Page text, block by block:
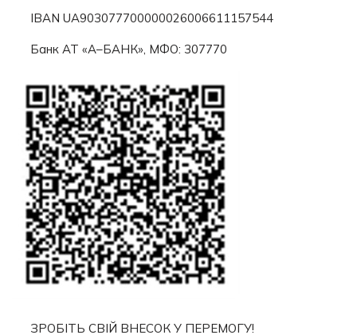
IBAN UA903077700000026006611157544
Банк АТ «А–БАНК», МФО: 307770
ЗРОБІТЬ СВІЙ ВНЕСОК У ПЕРЕМОГУ!